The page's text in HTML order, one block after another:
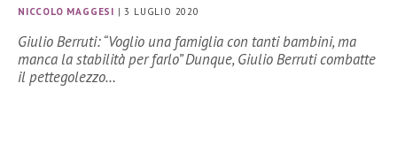
NICCOLO MAGGESI |3 LUGLIO 2020
Giulio Berruti: “Voglio una famiglia con tanti bambini, ma
manca la stabilità per farlo” Dunque, Giulio Berruti combatte
il pettegolezzo…